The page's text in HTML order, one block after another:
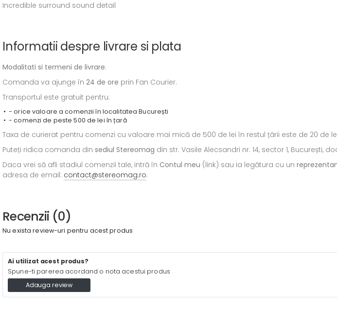
Incredible surround sound detail
Informatii despre livrare si plata
Modalitati si termeni de livrare:
Comanda va ajunge în 24 de ore prin Fan Courier.
Transportul este gratuit pentru:
- orice valoare a comenzii în localitatea București
- comenzi de peste 500 de lei în țară
Taxa de curierat pentru comenzi cu valoare mai mică de 500 de lei în restul țării este de 20 de
Puteți ridica comanda din sediul Stereomag din str. Vasile Alecsandri nr. 14, sector 1,
Daca vrei să afli stadiul comenzii tale, intră în Contul meu (link) sau ia legătura cu un
adresa de email: contact@stereomag.ro.
Recenzii (0)
Nu exista review-uri pentru acest produs
Ai utilizat acest produs?
Spune-ti parerea acordand o nota acestui produs
Adauga review